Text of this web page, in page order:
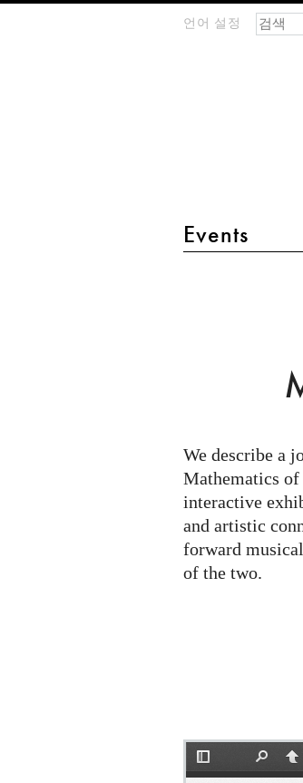
언어 설정
main menu 2
Events
검
찾기
Music
We describe a
Mathematics
interactive
and artistic
forward
of the two.